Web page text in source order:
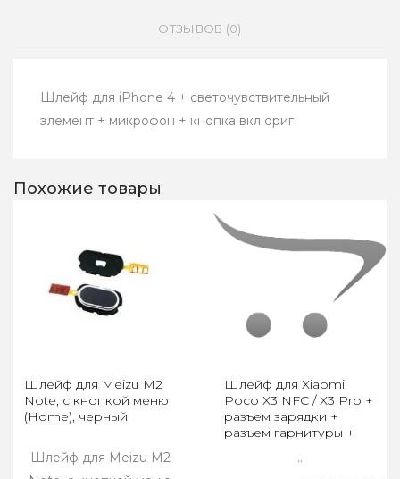
ОТЗЫВОВ (0)
Шлейф для iPhone 4 + светочувствительный
элемент + микрофон + кнопка вкл ориг
Похожие товары
Шлейф для Meizu M2
Note, с кнопкой меню
(Home), черный
Шлейф для Meizu M2
Шлейф для Xiaomi
Poco X3 NFC / X3 Pro +
разъем зарядки +
разъем гарнитуры +
..